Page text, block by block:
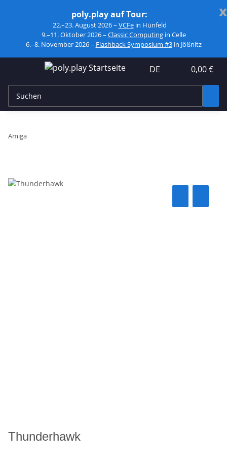
x
poly.play auf Tour:
22.–23. August 2026 – VCFein Hünfeld
9.–11. Oktober 2026 – Classic Computingin Celle
6.–8. November 2026 – Flashback Symposium #3in Jößnitz
DE 0,00 €
Amiga
Thunderhawk